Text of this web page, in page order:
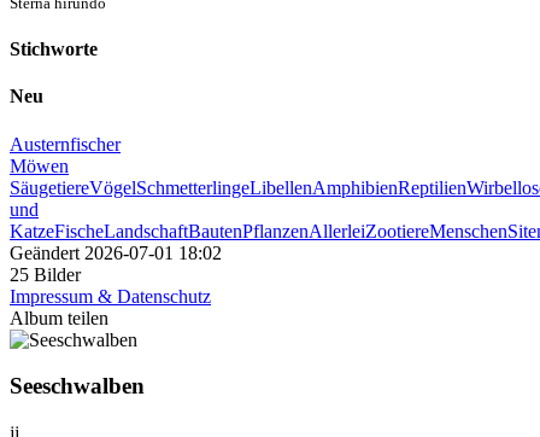
Stichworte
Neu
Austernfischer
Möwen
SäugetiereVögelSchmetterlingeLibellenAmphibienReptilien
und
KatzeFischeLandschaftBautenPflanzenAllerleiZootiereMenschen
Geändert 2026-07-01 18:02
25 Bilder
Impressum & Datenschutz
Album teilen
Seeschwalben
jj